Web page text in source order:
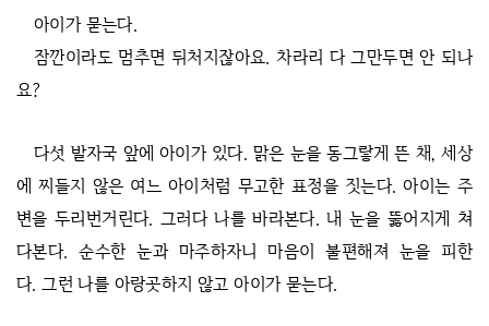
아이가 묻는다.
잠깐이라도 멈추면 뒤처지잖아요. 차라리 다 그만두면 안 되나
요?
다섯 발자국 앞에 아이가 있다. 맑은 눈을 동그랗게 뜬 채, 세상
에 찌들지 않은 여느 아이처럼 무고한 표정을 짓는다. 아이는 주
변을 두리번거린다. 그러다 나를 바라본다. 내 눈을 뚫어지게 쳐
다본다. 순수한 눈과 마주하자니 마음이 불편해져 눈을 피한
다. 그런 나를 아랑곳하지 않고 아이가 묻는다.